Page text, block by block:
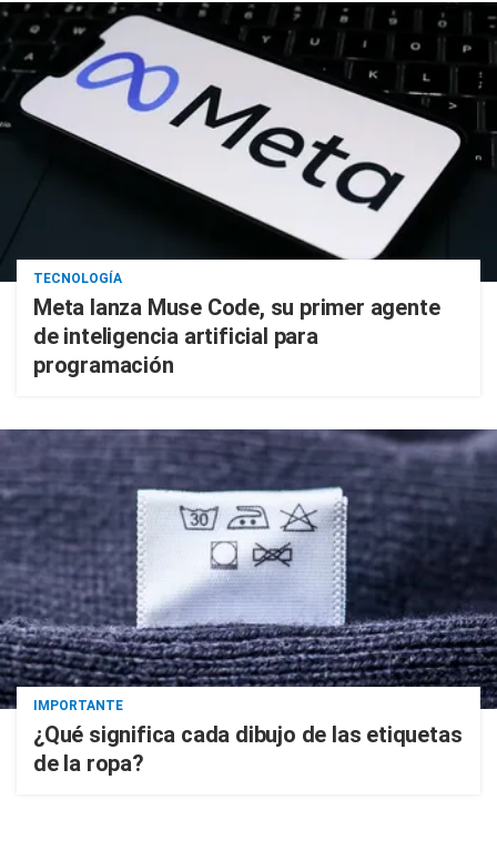
TECNOLOGÍA
Meta lanza Muse Code, su primer agente
de inteligencia artificial para
programación
IMPORTANTE
¿Qué significa cada dibujo de las etiquetas
de la ropa?